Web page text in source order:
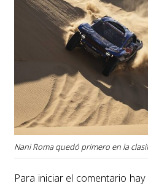
Nani Roma quedó primero en la
Para iniciar el comentario